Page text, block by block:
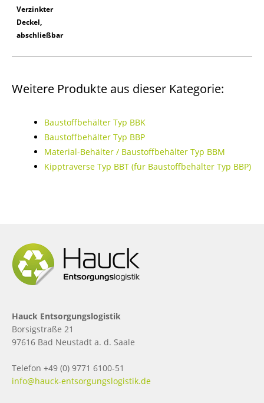
Verzinkter
Deckel,
abschließbar
Weitere Produkte aus dieser Kategorie:
Baustoffbehälter Typ BBK
Baustoffbehälter Typ BBP
Material-Behälter / Baustoffbehälter Typ BBM
Kipptraverse Typ BBT (für Baustoffbehälter Typ BBP)
Hauck Entsorgungslogistik
Borsigstraße 21
97616 Bad Neustadt a. d. Saale
Telefon +49 (0) 9771 6100-51
info@hauck-entsorgungslogistik.de